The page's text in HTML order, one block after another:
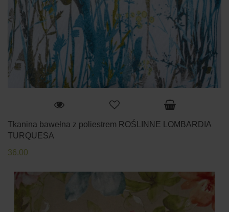
Tkanina bawełna z poliestrem ROŚLINNE LOMBARDIA
TURQUESA
36.00